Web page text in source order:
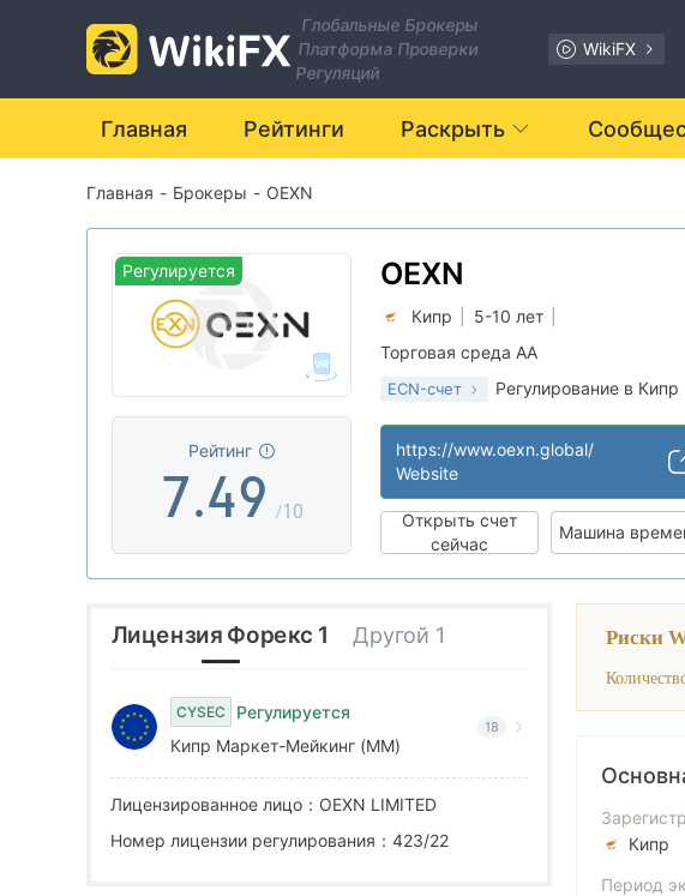
Глобальные Брокеры
Платформа Проверки
Регуляций
WikiFX
Главная Рейтинги Раскрыть
Главная - Брокеры - OEXN
Регулируется
Рейтинг
1
2
3
4
5
6
7
8
9
.
0
1
2
3
4
5
6
7
8
9
3
4
5
6
7
8
9 /10
OEXN
Кипр 5-10 лет
Торговая среда AA
ECN-счет Регулирование в Кипр
Основной стандарт MT4
Глобальные операции
| Средние потенциальные риски
https://www.oexn.global/
Website
Открыть счет
сейчас
Машина
Лицензия Форекс 1 Другой 1
CYSEC
Регулируется
Кипр Маркет-Мейкинг (MM)
18
Лицензированное лицо：OEXN LIMITED
Номер лицензии регулирования：423/22
Риски
Кипр
Период